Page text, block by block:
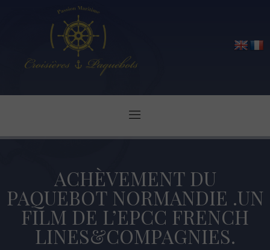
ACHÈVEMENT DU
PAQUEBOT NORMANDIE .UN
FILM DE L’EPCC FRENCH
LINES&COMPAGNIES.